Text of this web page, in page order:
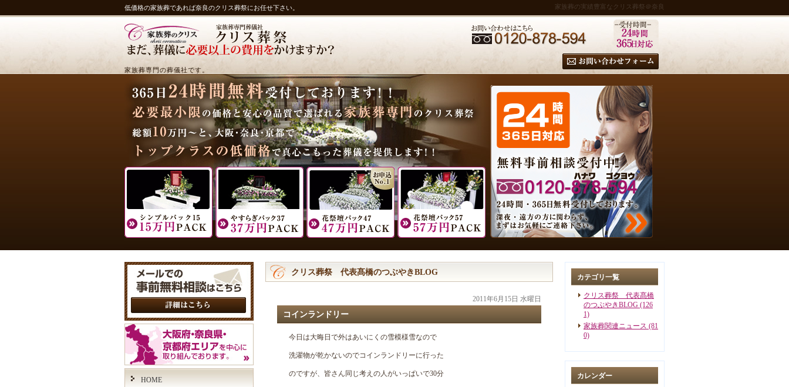
低価格の家族葬であれば奈良のクリス葬祭にお任せ下さい。 家族葬の実績豊富なクリス葬祭＠奈良
家族葬専門の葬儀社です。
クリス葬祭 代表髙橋のつぶやきBLOG
2011年6月15日 水曜日
コインランドリー
今日は大晦日で外はあいにくの雪模様雪なので
洗濯物が乾かないのでコインランドリーに行った
のですが、皆さん同じ考えの人がいっぱいで30分
カテゴリ一覧
クリス葬祭 代表髙橋
のつぶやきBLOG (126
1)
家族葬関連ニュース (81
0)
カレンダー
HOME